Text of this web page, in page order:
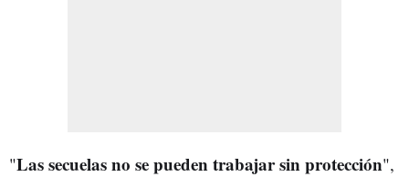
"Las secuelas no se pueden trabajar sin protección",